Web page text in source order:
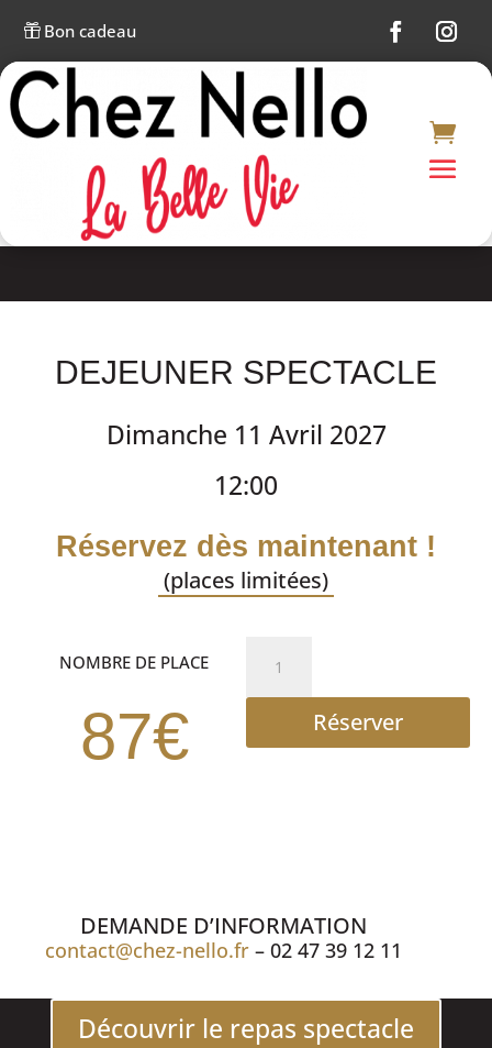
Bon cadeau
DEJEUNER SPECTACLE
Dimanche 11 Avril 2027
12:00
Réservez dès maintenant !
(places limitées)
NOMBRE DE PLACE
87€
DEJEUNER
SPECTACLERéserver
DEMANDE D’INFORMATION
contact@chez-nello.fr – 02 47 39 12 11
Découvrir le repas spectacle